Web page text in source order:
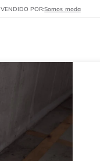
VENDIDO POR:Somos moda